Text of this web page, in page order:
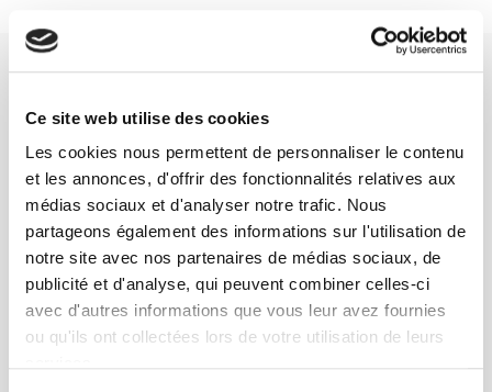
Ce site web utilise des cookies
Les cookies nous permettent de personnaliser le contenu
et les annonces, d'offrir des fonctionnalités relatives aux
médias sociaux et d'analyser notre trafic. Nous
partageons également des informations sur l'utilisation de
notre site avec nos partenaires de médias sociaux, de
publicité et d'analyse, qui peuvent combiner celles-ci
avec d'autres informations que vous leur avez fournies
ou qu'ils ont collectées lors de votre utilisation de leurs
Maison d'édition dédiée aux sciences humaines et sociales, les
Presses de Sciences Po participent depuis leur création en 1976
à la transmission des savoirs et des idéescontinuer
CONTACTS
FOREIGN RIGHTS